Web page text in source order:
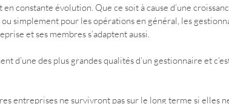
constante évolution. Que ce soit à cause d’une
ou simplement pour les opérations en général, les
et ses membres s’adaptent aussi.
d’une des plus grandes qualités d’un gestionnaire et
entreprises ne survivront pas sur le long terme si elles ne